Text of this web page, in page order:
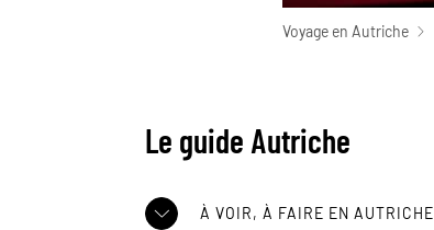
Voyage en Autriche
Le guide Autriche
À VOIR, À FAIRE EN AUTRICHE